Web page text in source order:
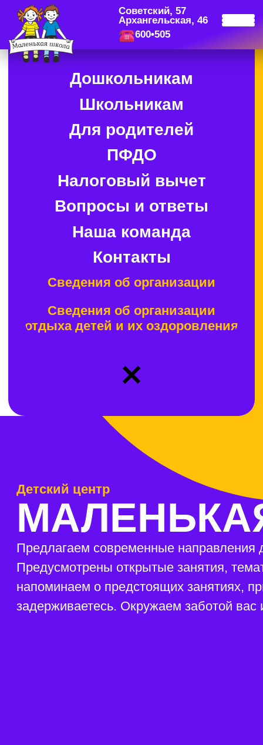
600•505
Советский, 57
Архангельская, 46
Дошкольникам
Школьникам
ПФДО
Налоговый вычет
Вопросы и ответы
Наша команда
Контакты
Сведения об организации
отдыха детей и их оздоровления
МАЛЕНЬКАЯ
Предусмотрены открытые занятия, тематические
напоминаем о предстоящих занятиях, присматриваем за
задерживаетесь. Окружаем заботой вас и вашего